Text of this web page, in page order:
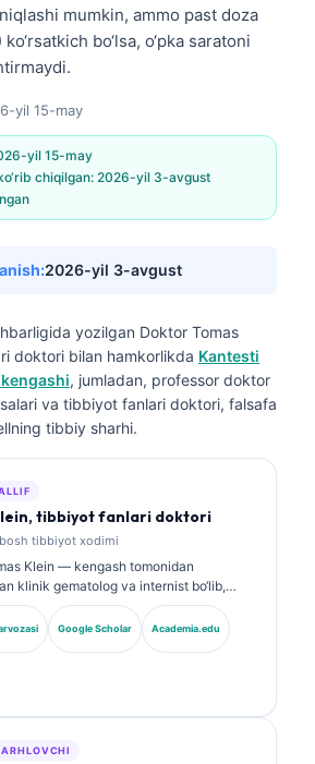
mumkin, ammo past doza
bo‘lsa, o‘pka saratoni
yil 15-may
yil 15-may
chiqilgan: 2026-yil 3-avgust
2026-yil 3-avgust
yozilgan Doktor Tomas
doktori bilan hamkorlikda Kantesti
, jumladan, professor doktor
va tibbiyot fanlari doktori, falsafa
tibbiy sharhi.
tibbiyot fanlari doktori
tibbiyot xodimi
Klein — kengash tomonidan
klinik gematolog va internist bo‘lib,
tibbiyoti va AI yordamida klinik tahlil
yildan ortiq tajribaga ega. Kantesti AI
Bosh tibbiy xodim sifatida u xususiy
tibbiy aniqligi bo‘yicha klinik
Doktor Klein biomarkerlar
diagnostikasi bo‘yicha
tibbiyoti mavzularida keng ko‘lamli ilmiy
Google Scholar Academia.edu